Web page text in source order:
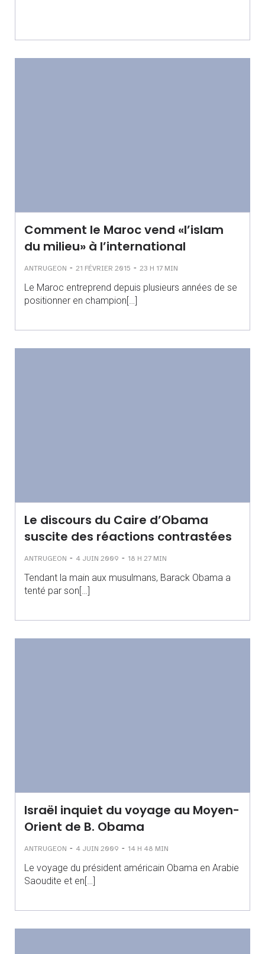
Comment le Maroc vend «l’islam
du milieu» à l’international
ANTRUGEON - 21 FÉVRIER 2015 - 23 H 17 MIN
Le Maroc entreprend depuis plusieurs années de se
positionner en champion[…]
Le discours du Caire d’Obama
suscite des réactions contrastées
ANTRUGEON - 4 JUIN 2009 - 18 H 27 MIN
Tendant la main aux musulmans, Barack Obama a
tenté par son[…]
Israël inquiet du voyage au Moyen-
Orient de B. Obama
ANTRUGEON - 4 JUIN 2009 - 14 H 48 MIN
Le voyage du président américain Obama en Arabie
Saoudite et en[…]